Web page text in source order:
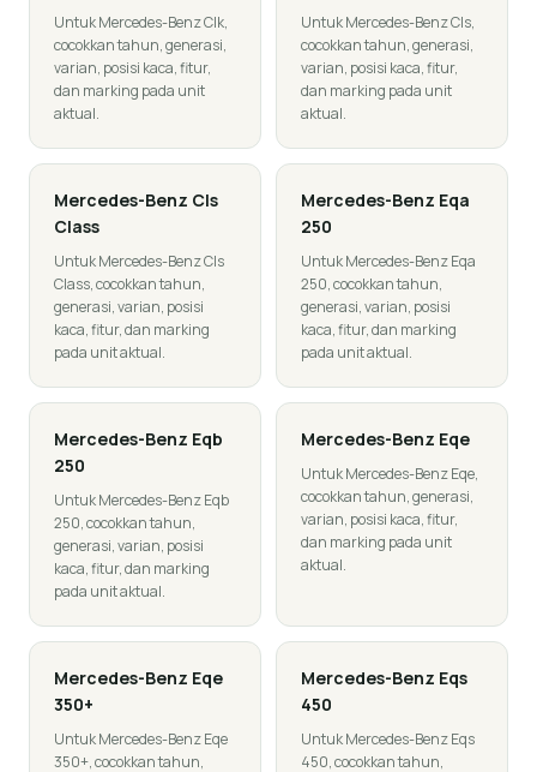
Untuk Mercedes-Benz Clk,
cocokkan tahun, generasi,
varian, posisi kaca, fitur,
dan marking pada unit
aktual.
Untuk Mercedes-Benz Cls,
cocokkan tahun, generasi,
varian, posisi kaca, fitur,
dan marking pada unit
aktual.
Mercedes-Benz Cls
Class
Untuk Mercedes-Benz Cls
Class, cocokkan tahun,
generasi, varian, posisi
kaca, fitur, dan marking
pada unit aktual.
Mercedes-Benz Eqa
250
Untuk Mercedes-Benz Eqa
250, cocokkan tahun,
generasi, varian, posisi
kaca, fitur, dan marking
pada unit aktual.
Mercedes-Benz Eqb
250
Untuk Mercedes-Benz Eqb
250, cocokkan tahun,
generasi, varian, posisi
kaca, fitur, dan marking
pada unit aktual.
Mercedes-Benz Eqe
Untuk Mercedes-Benz Eqe,
cocokkan tahun, generasi,
varian, posisi kaca, fitur,
dan marking pada unit
aktual.
Mercedes-Benz Eqe
350+
Untuk Mercedes-Benz Eqe
350+, cocokkan tahun,
Mercedes-Benz Eqs
450
Untuk Mercedes-Benz Eqs
450, cocokkan tahun,